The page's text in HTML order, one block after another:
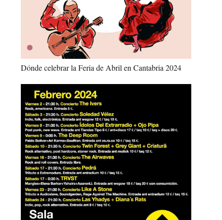
Dónde celebrar la Feria de Abril en Cantabria 2024